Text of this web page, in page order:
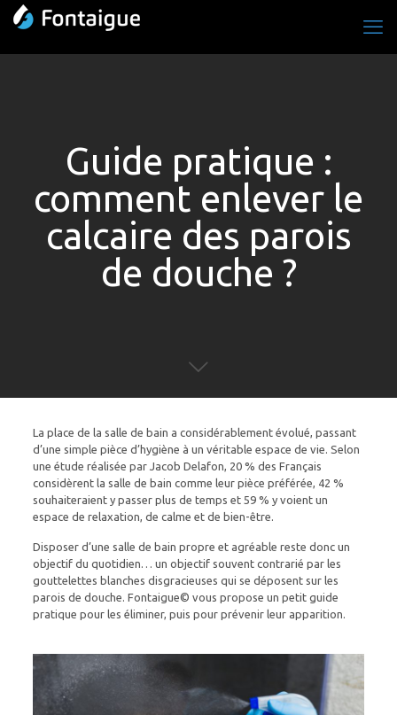
Guide pratique :
comment enlever le
calcaire des parois
de douche ?
La place de la salle de bain a considérablement évolué, passant
d’une simple pièce d’hygiène à un véritable espace de vie. Selon
une étude réalisée par Jacob Delafon, 20 % des Français
considèrent la salle de bain comme leur pièce préférée, 42 %
souhaiteraient y passer plus de temps et 59 % y voient un
espace de relaxation, de calme et de bien-être.
Disposer d’une salle de bain propre et agréable reste donc un
objectif du quotidien… un objectif souvent contrarié par les
gouttelettes blanches disgracieuses qui se déposent sur les
parois de douche. Fontaigue© vous propose un petit guide
pratique pour les éliminer, puis pour prévenir leur apparition.